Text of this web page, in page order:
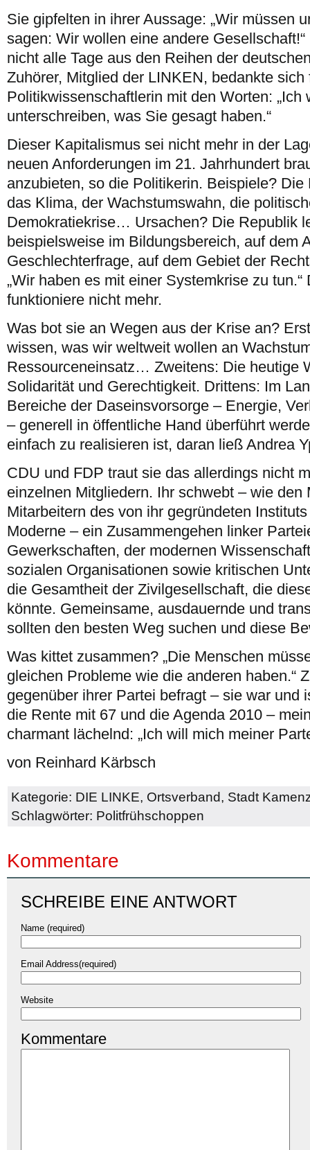
Sie gipfelten in ihrer Aussage: „Wir müssen
sagen: Wir wollen eine andere
nicht alle Tage aus den Reihen der
Zuhörer, Mitglied der LINKEN, bedankte
Politikwissenschaftlerin mit den Worten: „Ich
unterschreiben, was Sie gesagt haben.“
Dieser Kapitalismus sei nicht mehr in der
neuen Anforderungen im 21. Jahrhundert
anzubieten, so die Politikerin. Beispiele?
das Klima, der Wachstumswahn, die
Demokratiekrise… Ursachen? Die Republik
beispielsweise im Bildungsbereich, auf dem
Geschlechterfrage, auf dem Gebiet der
„Wir haben es mit einer Systemkrise zu
funktioniere nicht mehr.
Was bot sie an Wegen aus der Krise an?
wissen, was wir weltweit wollen an
Ressourceneinsatz… Zweitens: Die heutige
Solidarität und Gerechtigkeit. Drittens: Im
Bereiche der Daseinsvorsorge – Energie,
– generell in öffentliche Hand überführt
einfach zu realisieren ist, daran ließ Andrea
CDU und FDP traut sie das allerdings nicht
einzelnen Mitgliedern. Ihr schwebt – wie den
Mitarbeitern des von ihr gegründeten
Moderne – ein Zusammengehen linker
Gewerkschaften, der modernen
sozialen Organisationen sowie kritischen
die Gesamtheit der Zivilgesellschaft, die
könnte. Gemeinsame, ausdauernde und
sollten den besten Weg suchen und diese
Was kittet zusammen? „Die Menschen
gleichen Probleme wie die anderen haben.“
gegenüber ihrer Partei befragt – sie war und
die Rente mit 67 und die Agenda 2010 –
charmant lächelnd: „Ich will mich meiner
von Reinhard Kärbsch
Kategorie: DIE LINKE, Ortsverband, Stadt
Schlagwörter: Politfrühschoppen
Kommentare
SCHREIBE EINE ANTWORT
Name (required)
Email Address(required)
Website
Kommentare